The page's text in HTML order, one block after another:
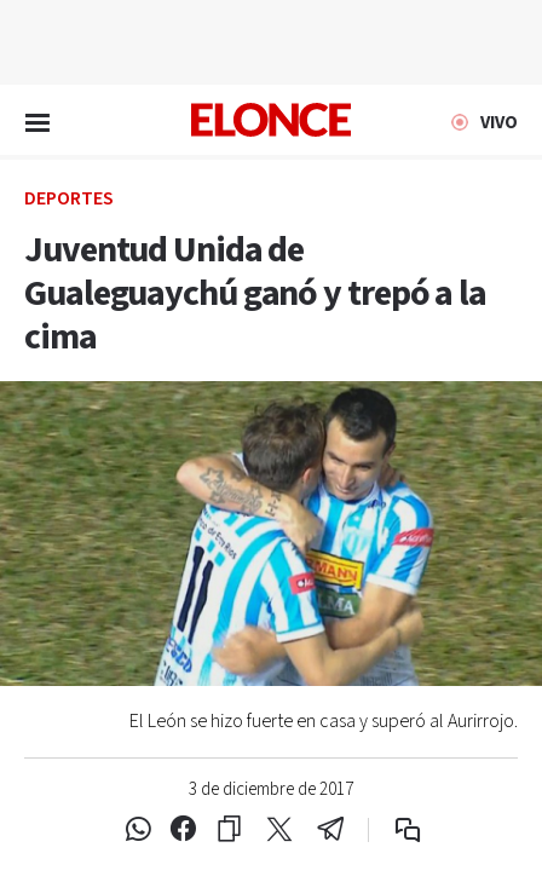
VIVO
DEPORTES
Juventud Unida de
Gualeguaychú ganó y trepó a la
cima
3 de diciembre de 2017
El León se hizo fuerte en casa y superó al Aurirrojo.